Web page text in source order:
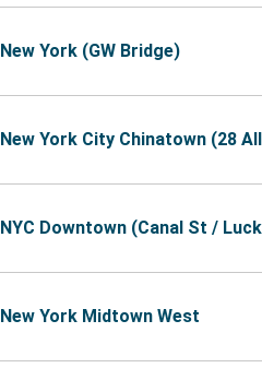
New York (GW Bridge)
New York City Chinatown (28
NYC Downtown (Canal St /
New York Midtown West